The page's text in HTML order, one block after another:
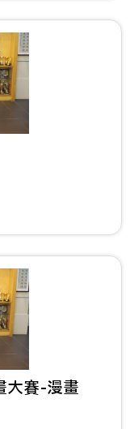
大賽-漫畫